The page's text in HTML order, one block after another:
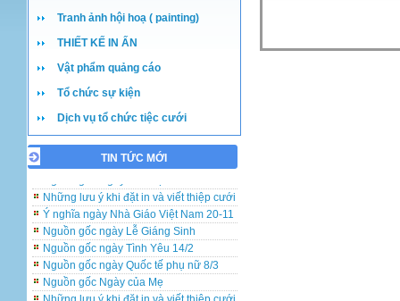
Tranh ảnh hội hoạ ( painting)
THIẾT KẾ IN ẤN
Vật phẩm quảng cáo
Tổ chức sự kiện
Dịch vụ tổ chức tiệc cưới
TIN TỨC MỚI
Những lưu ý khi đặt in và viết thiệp cưới
Nguồn gốc ngày Lễ Giáng Sinh
Nguồn gốc ngày Quốc tế phụ nữ 8/3
Những lưu ý khi đặt in và viết thiệp cưới
Ý nghĩa ngày Nhà Giáo Việt Nam 20-11
Nguồn gốc ngày Lễ Giáng Sinh
Nguồn gốc ngày Tình Yêu 14/2
Nguồn gốc ngày Quốc tế phụ nữ 8/3
Nguồn gốc Ngày của Mẹ
Những lưu ý khi đặt in và viết thiệp cưới